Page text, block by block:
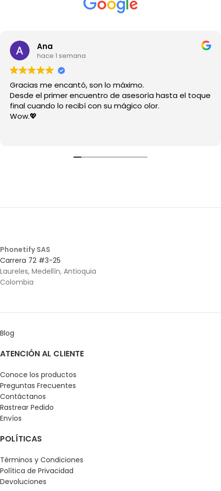
Ana
hace 1 semana
Gracias me encantó, son lo máximo.
Desde el primer encuentro de asesoría hasta el toque
final cuando lo recibí con su mágico olor.
Wow.💖
Phonetify SAS
Carrera 72 #3-25
Laureles, Medellín, Antioquia
Colombia
Blog
ATENCIÓN AL CLIENTE
Conoce los productos
Preguntas Frecuentes
Contáctanos
Rastrear Pedido
Envíos
POLÍTICAS
Términos y Condiciones
Política de Privacidad
Devoluciones